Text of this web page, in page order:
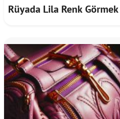
Rüyada Lila Renk Görmek